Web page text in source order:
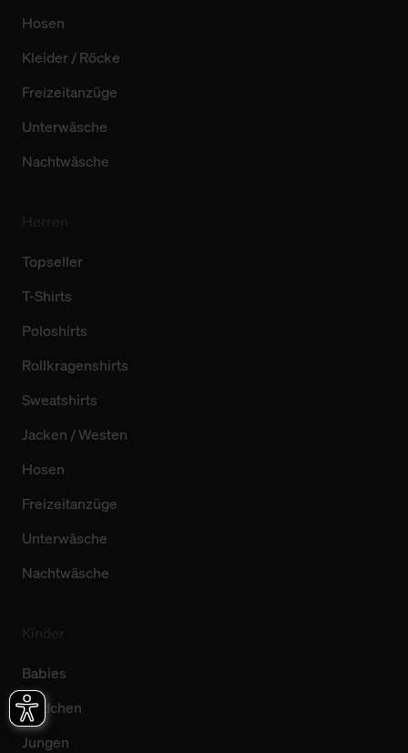
Hosen
Kleider / Röcke
Freizeitanzüge
Unterwäsche
Nachtwäsche
Topseller
T-Shirts
Poloshirts
Rollkragenshirts
Sweatshirts
Jacken / Westen
Hosen
Freizeitanzüge
Unterwäsche
Nachtwäsche
Babies
Mädchen
Jungen